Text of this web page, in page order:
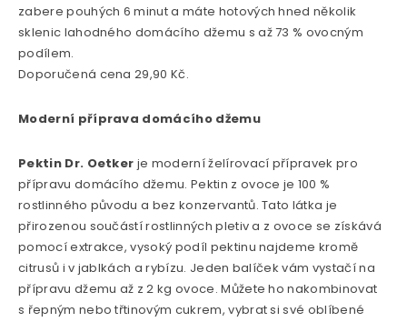
zabere pouhých 6 minut a máte hotových hned několik
sklenic lahodného domácího džemu s až 73 % ovocným
podílem.
Doporučená cena 29,90 Kč.
Moderní příprava domácího džemu
Pektin Dr. Oetker je moderní želírovací přípravek pro
přípravu domácího džemu. Pektin z ovoce je 100 %
rostlinného původu a bez konzervantů. Tato látka je
přirozenou součástí rostlinných pletiv a z ovoce se získává
pomocí extrakce, vysoký podíl pektinu najdeme kromě
citrusů i v jablkách a rybízu. Jeden balíček vám vystačí na
přípravu džemu až z 2 kg ovoce. Můžete ho nakombinovat
s řepným nebo třtinovým cukrem, vybrat si své oblíbené